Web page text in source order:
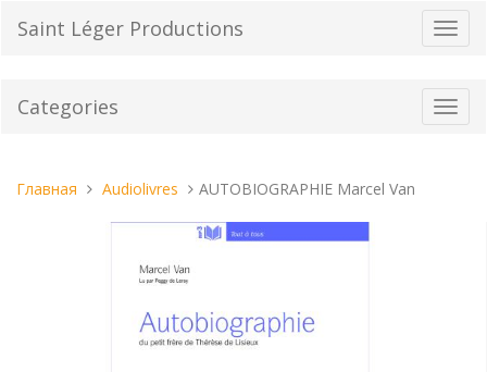
Saint Léger Productions
Categories
Вы
Главная Audiolivres AUTOBIOGRAPHIE Marcel Van